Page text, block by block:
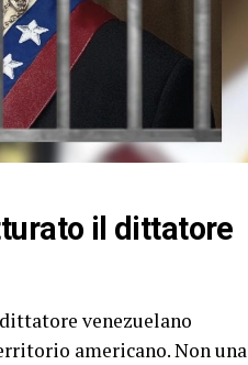
il dittatore
venezuelano
americano. Non una